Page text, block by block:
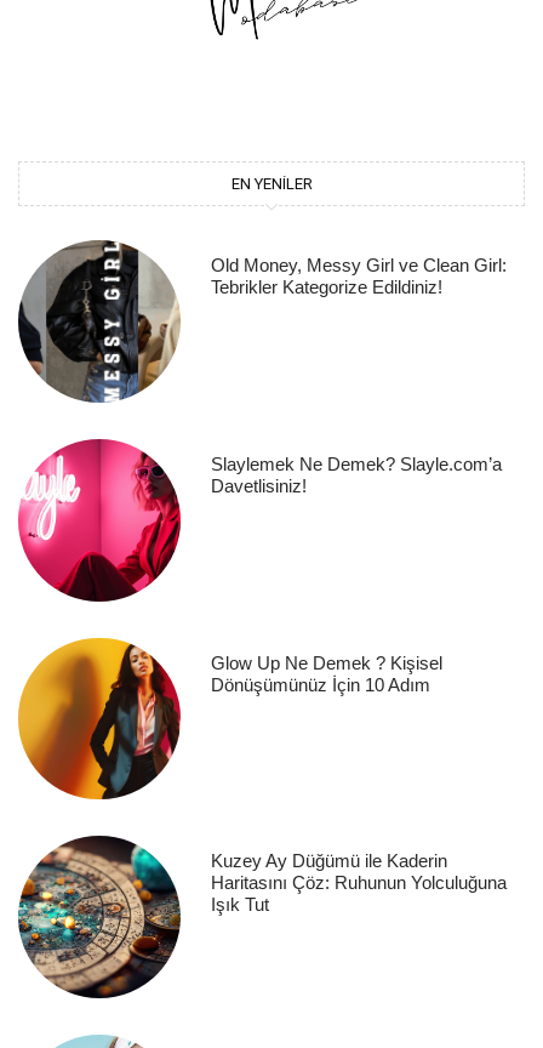
EN YENILER
Old Money, Messy Girl ve Clean Girl:
Tebrikler Kategorize Edildiniz!
Slaylemek Ne Demek? Slayle.com’a
Davetlisiniz!
Glow Up Ne Demek ? Kişisel
Dönüşümünüz İçin 10 Adım
Kuzey Ay Düğümü ile Kaderin
Haritasını Çöz: Ruhunun Yolculuğuna
Işık Tut